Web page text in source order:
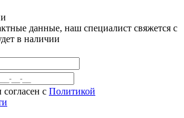
данные, наш специалист свяжется с
в наличии
с Политикой